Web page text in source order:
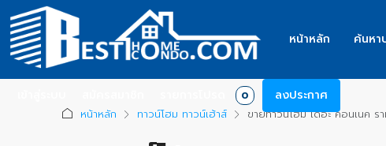
หน้าหลัก ค้นหา
0 ลงประกาศ
หน้าหลัก ทาวน์โฮม ทาวน์เฮ้าส์ ขายทาวน์โฮม เดอะ คอนเนค ร